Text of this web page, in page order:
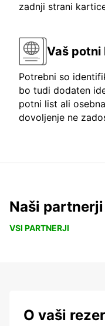
zadnji strani
Vaš potni
Potrebni so
bo tudi dodaten
potni list ali
dovoljenje ne
Naši partnerji
VSI PARTNERJI
O vaši